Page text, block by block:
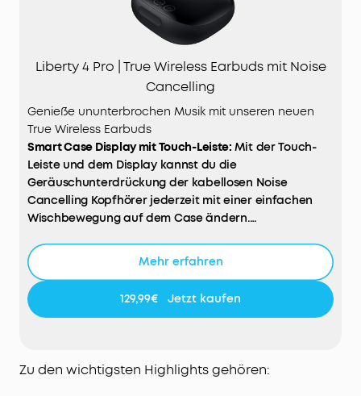
Liberty 4 Pro | True Wireless Earbuds mit Noise
Cancelling
Genieße ununterbrochen Musik mit unseren neuen
True Wireless Earbuds
Smart Case Display mit Touch-Leiste: Mit der Touch-
Leiste und dem Display kannst du die
Geräuschunterdrückung der kabellosen Noise
Cancelling Kopfhörer jederzeit mit einer einfachen
Wischbewegung auf dem Case ändern.
Noise Cancelling Earbuds verfügen über 7 Sensoren (6
Geräuschsensoren und 1 Luftdrucksensor), um
Geräusche aus allen Richtungen zu erfassen. Erlebe
3x stärkeres Noise Cancelling auf Reisen.
Umgebung an und sorgen so rund um die Uhr für eine
Mehr erfahren
129,99€ Jetzt kaufen
Zu den wichtigsten Highlights gehören: